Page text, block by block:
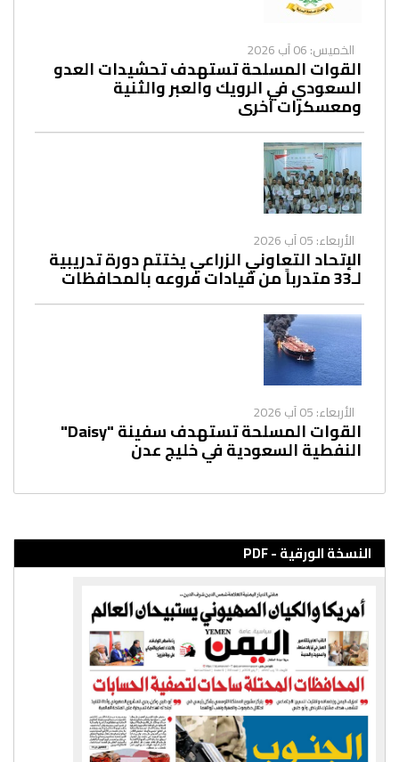
الخميس: 06 آب 2026
القوات المسلحة تستهدف تحشيدات العدو
السعودي في الرويك والعبر والثنية
ومعسكرات أخرى
الأربعاء: 05 آب 2026
الإتحاد التعاوني الزراعي يختتم دورة تدريبية
لـ33 متدرباً من قيادات فروعه بالمحافظات
الأربعاء: 05 آب 2026
القوات المسلحة تستهدف سفينة "Daisy"
النفطية السعودية في خليج عدن
النسخة الورقية - PDF